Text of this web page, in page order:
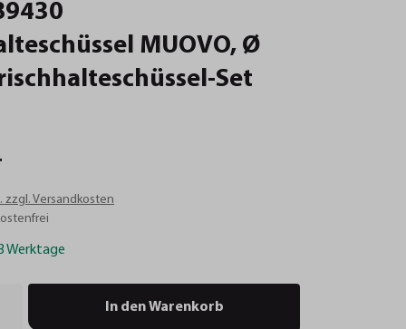
MUOVO, Ø
Set
zzgl. Versandkosten
Werktage
In den Warenkorb